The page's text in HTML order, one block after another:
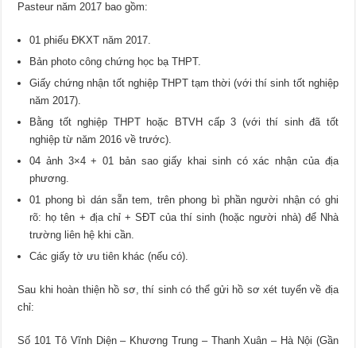
Pasteur năm 2017 bao gồm:
01 phiếu ĐKXT năm 2017.
Bản photo công chứng học bạ THPT.
Giấy chứng nhận tốt nghiệp THPT tạm thời (với thí sinh tốt nghiệp
năm 2017).
Bằng tốt nghiệp THPT hoặc BTVH cấp 3 (với thí sinh đã tốt
nghiệp từ năm 2016 về trước).
04 ảnh 3×4 + 01 bản sao giấy khai sinh có xác nhận của địa
phương.
01 phong bì dán sẵn tem, trên phong bì phần người nhận có ghi
rõ: họ tên + địa chỉ + SĐT của thí sinh (hoặc người nhà) để Nhà
trường liên hệ khi cần.
Các giấy tờ ưu tiên khác (nếu có).
Sau khi hoàn thiện hồ sơ, thí sinh có thể gửi hồ sơ xét tuyển về địa
chỉ:
Số 101 Tô Vĩnh Diện – Khương Trung – Thanh Xuân – Hà Nội (Gần